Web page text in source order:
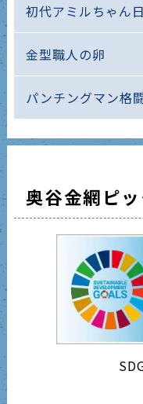
初代アミルちゃん
金型職人の卵
パンチングマン格
奥谷金網ピ